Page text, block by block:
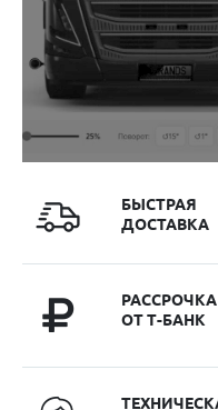
БЫСТРАЯ
ДОСТАВКА
РАССРОЧКА
ОТ Т-БАНК